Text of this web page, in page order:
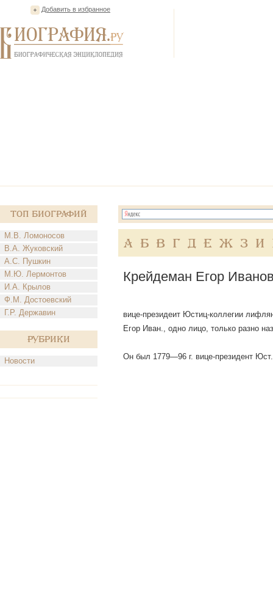
Добавить в избранное
Топ Биографий
М.В. Ломоносов
В.А. Жуковский
А.С. Пушкин
М.Ю. Лермонтов
И.А. Крылов
Ф.М. Достоевский
Г.Р. Державин
Рубрики
Новости
А Б В Г Д Е Ж З И
Крейдеман Егор
вице-президеит Юстиц-коллегии
Егор Иван., одно лицо, только разно
Он был 1779—96 г. вице-президент